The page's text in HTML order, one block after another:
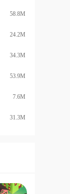
58.8M
24.2M
34.3M
53.9M
7.6M
31.3M